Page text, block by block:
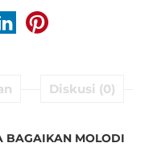
Diskusi (0)
BAGAIKAN MOLODI